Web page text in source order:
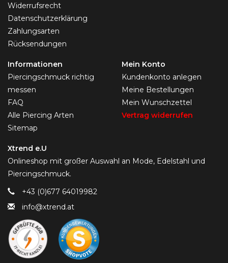
Widerrufsrecht
Datenschutzerklärung
Zahlungsarten
Rücksendungen
Informationen
Piercingschmuck richtig
messen
FAQ
Alle Piercing Arten
Sitemap
Mein Konto
Kundenkonto anlegen
Meine Bestellungen
Mein Wunschzettel
Vertrag widerrufen
Xtrend e.U
Onlineshop mit großer Auswahl an Mode, Edelstahl und
Piercingschmuck.
+43 (0)677 64019982
info@xtrend.at